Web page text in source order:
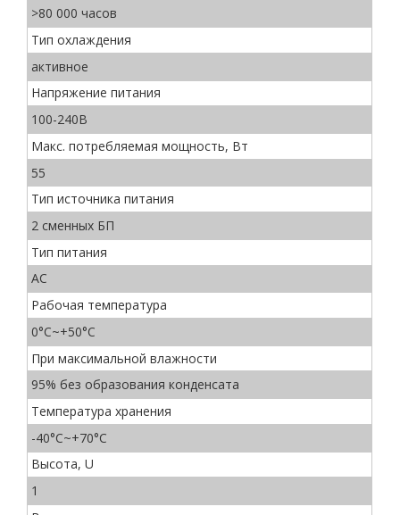
>80 000 часов
Тип охлаждения
активное
Напряжение питания
100-240В
Макс. потребляемая мощность, Вт
55
Тип источника питания
2 сменных БП
Тип питания
AC
Рабочая температура
0°C~+50°C
При максимальной влажности
95% без образования конденсата
Температура хранения
-40°C~+70°C
Высота, U
1